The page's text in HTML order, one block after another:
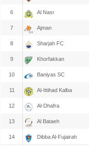
6 Al Nasr
7 Ajman
8 Sharjah FC
9 Khorfakkan
10 Baniyas SC
11 Al-Ittihad Kalba
12 Al-Dhafra
13 Al Bataeh
14 Dibba Al-Fujairah